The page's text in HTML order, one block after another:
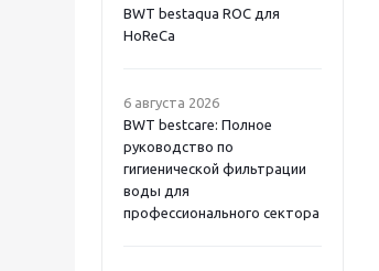
BWT bestaqua ROC для
HoReCa
6 августа 2026
BWT bestcare: Полное
руководство по
гигиенической фильтрации
воды для
профессионального сектора